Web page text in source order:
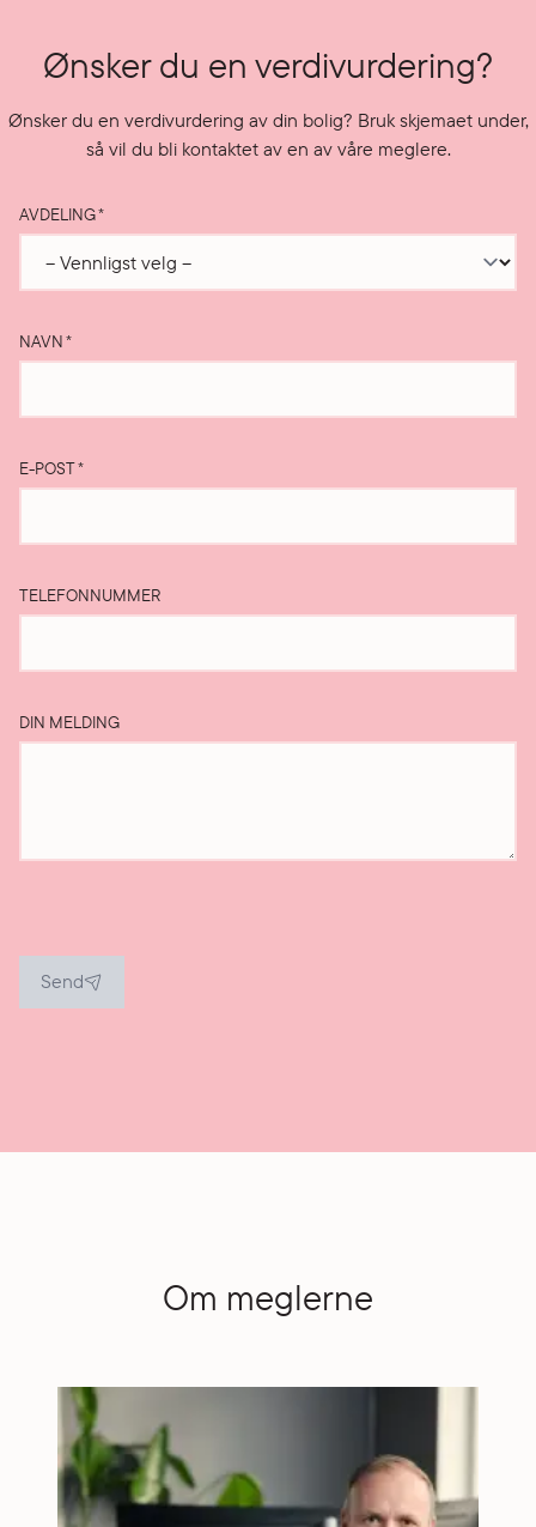
Ønsker du en verdivurdering?
Ønsker du en verdivurdering av din bolig? Bruk skjemaet under,
så vil du bli kontaktet av en av våre meglere.
AVDELING*
NAVN*
E-POST*
TELEFONNUMMER
DIN MELDING
Send
Om meglerne